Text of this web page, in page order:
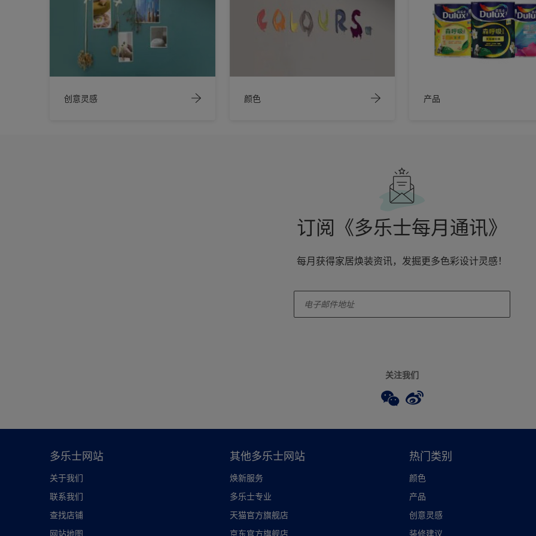
创意灵感 颜色 产品
订阅《多乐士每月通讯》
每月获得家居焕装资讯，发掘更多色彩设计灵感！
关注我们
多乐士网站
关于我们
联系我们
查找店铺
网站地图
其他多乐士网站
焕新服务
多乐士专业
天猫官方旗舰店
京东官方旗舰店
热门类别
颜色
产品
创意灵感
装修建议